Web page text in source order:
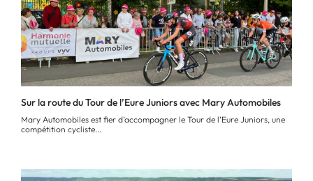
Sur la route du Tour de l’Eure Juniors avec Mary Automobiles
Mary Automobiles est fier d’accompagner le Tour de l’Eure Juniors, une
compétition cycliste...